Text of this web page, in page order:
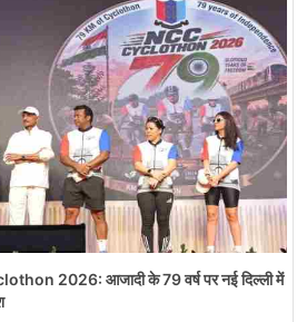
2026: आजादी के 79 वर्ष पर नई दिल्ली में